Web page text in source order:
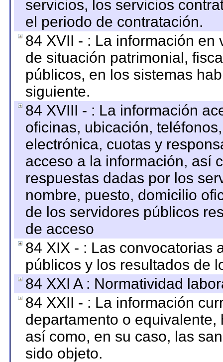
servicios, los servicios
el periodo de contratación.
84 XVII - : La información
de situación patrimonial,
públicos, en los sistemas
siguiente.
84 XVIII - : La información
oficinas, ubicación,
electrónica, cuotas y
acceso a la información, así
respuestas dadas por los
nombre, puesto, domicilio
de los servidores públicos
de acceso
84 XIX - : Las convocatorias
públicos y los resultados de
84 XXI A : Normatividad
84 XXII - : La información
departamento o
así como, en su caso, las
sido objeto.